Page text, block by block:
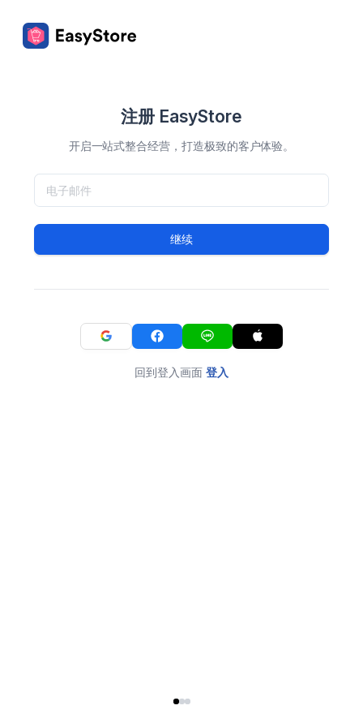
注册 EasyStore
开启一站式整合经营，打造极致的客户体验。
继续
回到登入画面 登入